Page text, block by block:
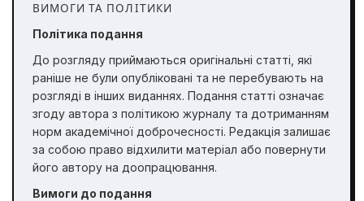
ВИМОГИ ТА ПОЛІТИКИ
Політика подання
До розгляду приймаються оригінальні статті, які
раніше не були опубліковані та не перебувають на
розгляді в інших виданнях. Подання статті означає
згоду автора з політикою журналу та дотриманням
норм академічної доброчесності. Редакція залишає
за собою право відхилити матеріал або повернути
його автору на доопрацювання.
Вимоги до подання